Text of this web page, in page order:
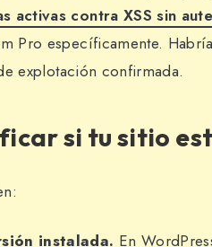
activas contra XSS sin
Pro específicamente.
explotación confirmada.
si tu sitio
instalada. En